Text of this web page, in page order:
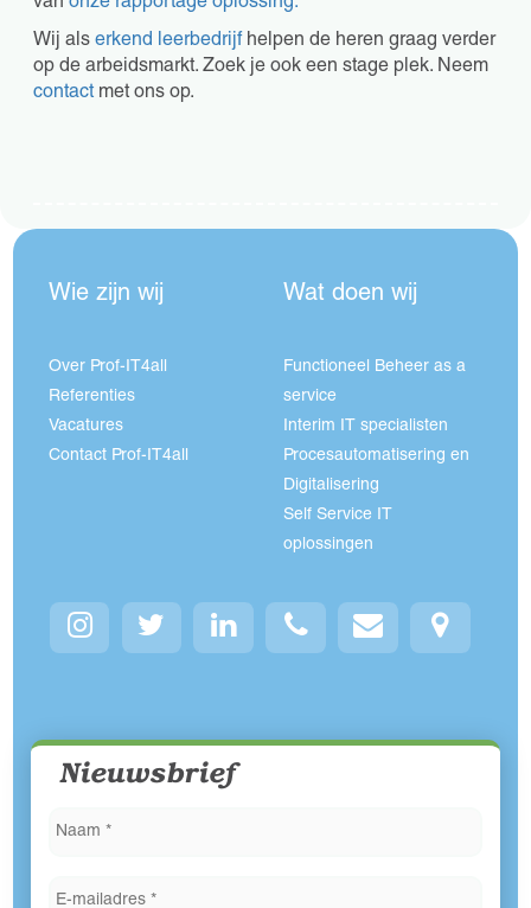
Wij als erkend leerbedrijfhelpen de heren graag verder
op de arbeidsmarkt. Zoek je ook een stage plek. Neem
contact met ons op.
Wie zijn wij
Over Prof-IT4all
Referenties
Vacatures
Contact Prof-IT4all
Wat doen wij
Functioneel Beheer as a
service
Interim IT specialisten
Procesautomatisering en
Digitalisering
Self Service IT
oplossingen
Nieuwsbrief